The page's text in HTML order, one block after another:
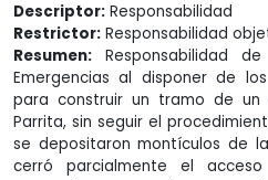
Descriptor: Responsabilidad
Restrictor: Responsabilidad
Resumen: Responsabilidad
Emergencias al disponer de
para construir un tramo de un
Parrita, sin seguir el
se depositaron montículos de
cerró parcialmente el